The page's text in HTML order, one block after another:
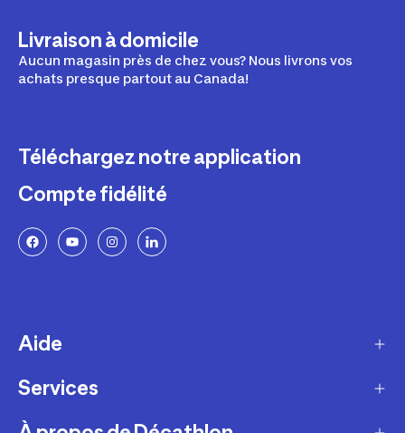
Livraison à domicile
Aucun magasin près de chez vous? Nous livrons vos
achats presque partout au Canada!
Téléchargez notre application
Compte fidélité
Aide
Livraison
Retours et échanges
Services